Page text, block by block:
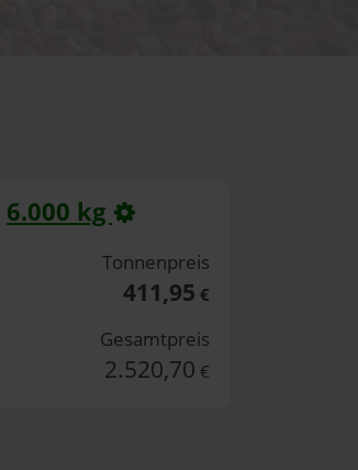
6.000 kg
Tonnenpreis
411,95 €
Gesamtpreis
2.520,70 €